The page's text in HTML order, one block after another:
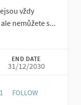
vždy
nemůžete s...
END DATE
31/12/2030
1 1 FOLLOWER
FOLLOW